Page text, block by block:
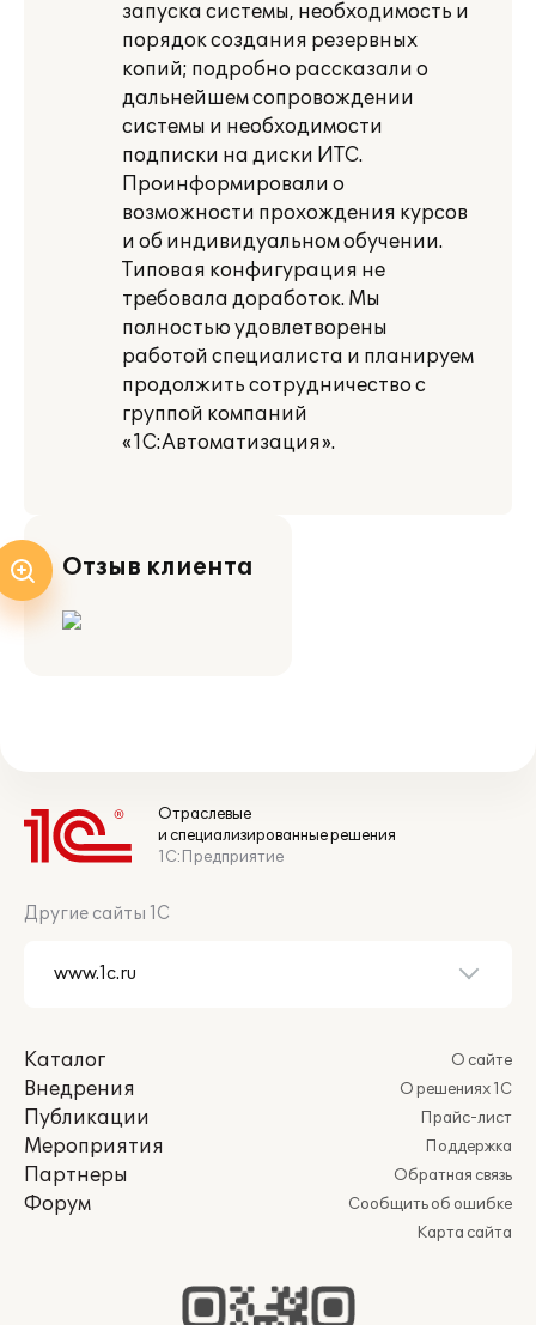
запуска системы, необходимость и
порядок создания резервных
копий; подробно рассказали о
дальнейшем сопровождении
системы и необходимости
подписки на диски ИТС.
Проинформировали о
возможности прохождения курсов
и об индивидуальном обучении.
Типовая конфигурация не
требовала доработок. Мы
полностью удовлетворены
работой специалиста и планируем
продолжить сотрудничество с
группой компаний
«1С:Автоматизация».
Отзыв клиента
Отраслевые
и специализированные решения
1С:Предприятие
Другие сайты 1С
Каталог
Внедрения
Публикации
Мероприятия
Партнеры
Форум
О сайте
О решениях 1С
Прайс-лист
Поддержка
Обратная связь
Сообщить об ошибке
Карта сайта